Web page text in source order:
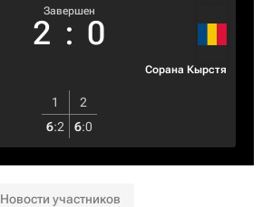
Завершен
2 : 0
Сорана Кырстя
1
2
6:2 6:0
Новости участников